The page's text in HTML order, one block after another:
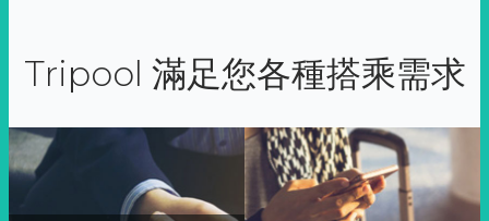
Tripool 滿足您各種搭乘需求